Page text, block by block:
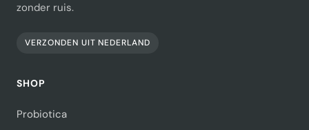
zonder ruis.
VERZONDEN UIT NEDERLAND
SHOP
Probiotica